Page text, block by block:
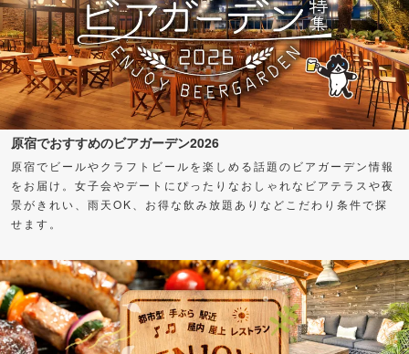
原宿でおすすめのビアガーデン2026
原宿でビールやクラフトビールを楽しめる話題のビアガーデン情報
をお届け。女子会やデートにぴったりなおしゃれなビアテラスや夜
景がきれい、雨天OK、お得な飲み放題ありなどこだわり条件で探
せます。